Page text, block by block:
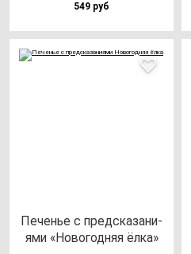
549 руб
Печенье с пред­ска­за­ни­
ями «Ново­год­няя ёл­ка»